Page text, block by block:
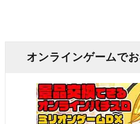
オンラインゲームで